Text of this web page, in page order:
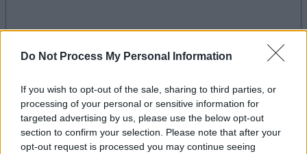
Do Not Process My Personal Information
If you wish to opt-out of the sale, sharing to third parties, or
processing of your personal or sensitive information for
targeted advertising by us, please use the below opt-out
section to confirm your selection. Please note that after your
opt-out request is processed you may continue seeing
dein spiel beginnt nach dieser
werbeeinblendung
Werbung